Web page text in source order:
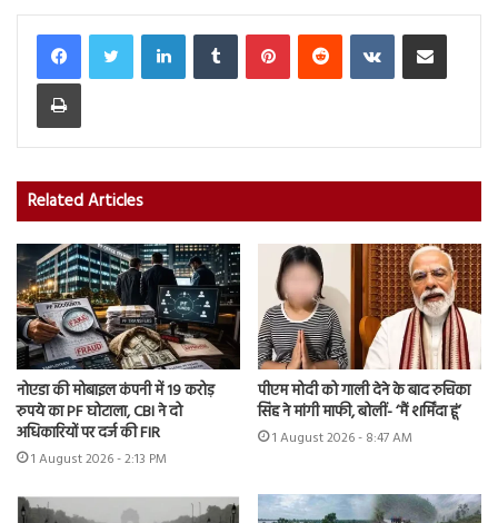
LinkedInTumblr PinterestReddit VKontakteShare via Email
Print
Related Articles
नोएडा की मोबाइल कंपनी में 19 करोड़
रुपये का PF घोटाला, CBI ने दो
अधिकारियों पर दर्ज की FIR
1 August 2026 - 2:13 PM
पीएम मोदी को गाली देने के बाद रुचिका
सिंह ने मांगी माफी, बोलीं- ‘मैं शर्मिंदा हूं’
1 August 2026 - 8:47 AM